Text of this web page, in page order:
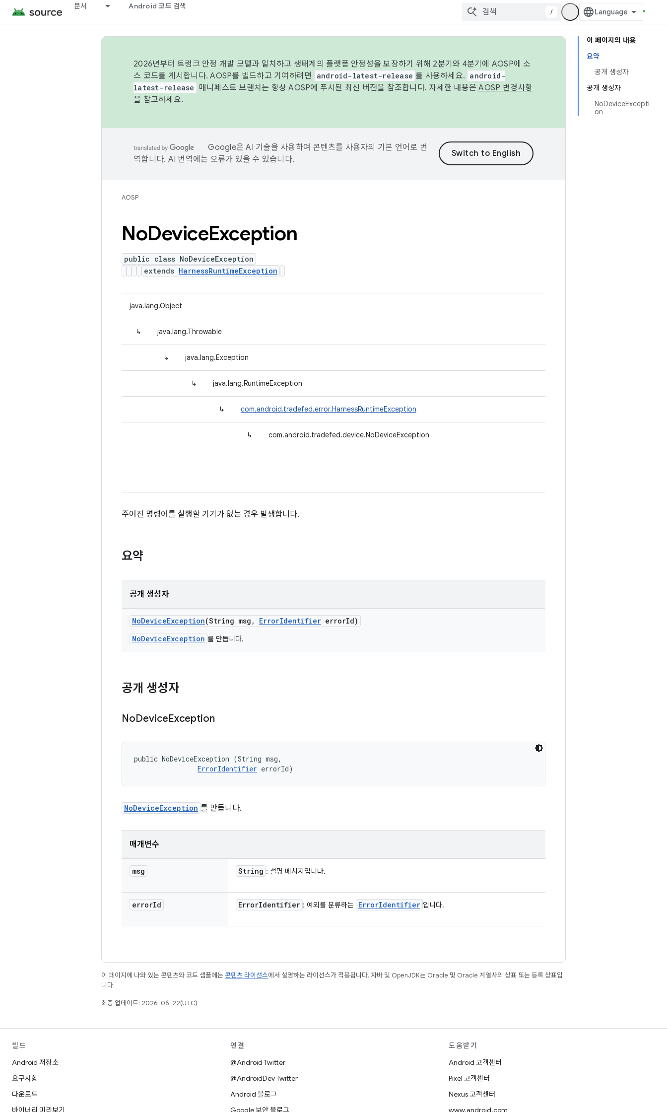
문서 Android 코드 검색
/
이 페이지의 내용
요약
공개 생성자
공개 생성자
NoDeviceExcepti
on
2026년부터 트렁크 안정 개발 모델과 일치하고 생태계의 플랫폼 안정성을 보장하기 위해 2분기와 4분기에 AOSP에 소
스 코드를 게시합니다. AOSP를 빌드하고 기여하려면
android-latest-release 를 사용하세요. android-
latest-release
매니페스트 브랜치는 항상 AOSP에 푸시된 최신 버전을 참조합니다. 자세한 내용은AOSP 변경사항
을 참고하세요.
Google은 AI 기술을 사용하여 콘텐츠를 사용자의 기본 언어로 번
역합니다. AI 번역에는 오류가 있을 수 있습니다.
AOSP
NoDeviceException
public class NoDeviceException
extends HarnessRuntimeException
java.lang.Object
↳ java.lang.Throwable
↳ java.lang.Exception
↳ java.lang.RuntimeException
↳ com.android.tradefed.error.HarnessRuntimeException
↳ com.android.tradefed.device.NoDeviceException
주어진 명령어를 실행할 기기가 없는 경우 발생합니다.
요약
공개 생성자
NoDeviceException(String msg , ErrorIdentifier errorId)
NoDeviceException 를 만듭니다.
공개 생성자
NoDeviceException
public NoDeviceException (String msg,
ErrorIdentifier errorId)
NoDeviceException 를 만듭니다.
매개변수
msg String : 설명 메시지입니다.
errorId ErrorIdentifier : 예외를 분류하는 ErrorIdentifier 입니다.
이 페이지에 나와 있는 콘텐츠와 코드 샘플에는 콘텐츠 라이선스에서 설명하는 라이선스가 적용됩니다. 자바 및 OpenJDK는 Oracle 및 Oracle 계열사의 상표 또는 등록 상표입
니다.
최종 업데이트: 2026-06-22(UTC)
빌드
Android 저장소
요구사항
다운로드
바이너리 미리보기
연결
@Android Twitter
@AndroidDev Twitter
Android 블로그
Google 보안 블로그
도움받기
Android 고객센터
Pixel 고객센터
Nexus 고객센터
www.android.com